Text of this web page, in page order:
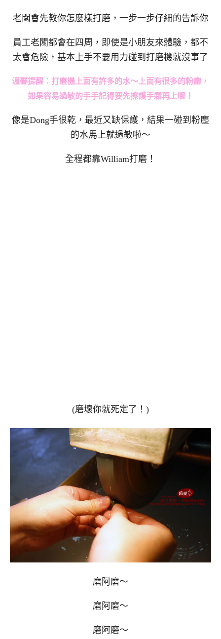
老闆會先教你怎麼樣打磨，一步一步仔細的告訴你
員工老闆都會在四周，即使是小朋友來體驗，都不
太會危險，基本上手不要用力碰到打磨機就沒事了
溫馨提醒：打磨機上面有許多的水～上面有很多的粉塵，
如果容易過敏的手手記得要先擦護手霜再上喔！
像是Dong手很乾，最近又缺保護，結果一碰到粉塵
的水馬上就過敏啦～
全程都靠William打磨！
(磨壞你就死定了！)
磨阿磨～
磨阿磨～
磨阿磨～